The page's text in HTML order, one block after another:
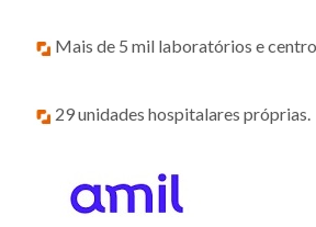
Mais de 5 mil laboratórios e
29 unidades hospitalares próprias.